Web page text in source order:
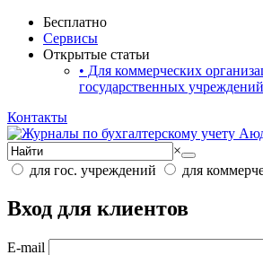
Бесплатно
Сервисы
Открытые статьи
• Для коммерческих
государственных учреждений
Контакты
×
для гос. учреждений
для
Вход для клиентов
E-mail